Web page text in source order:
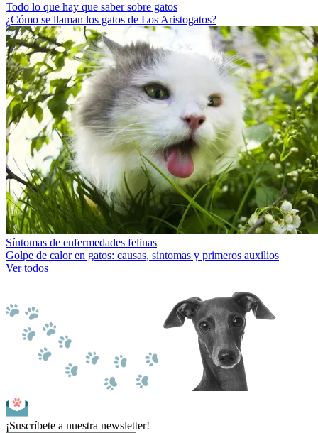
Todo lo que hay que saber sobre gatos
¿Cómo se llaman los gatos de Los Aristogatos?
Síntomas de enfermedades felinas
Golpe de calor en gatos: causas, síntomas y primeros auxilios
Ver todos
¡Suscríbete a nuestra newsletter!